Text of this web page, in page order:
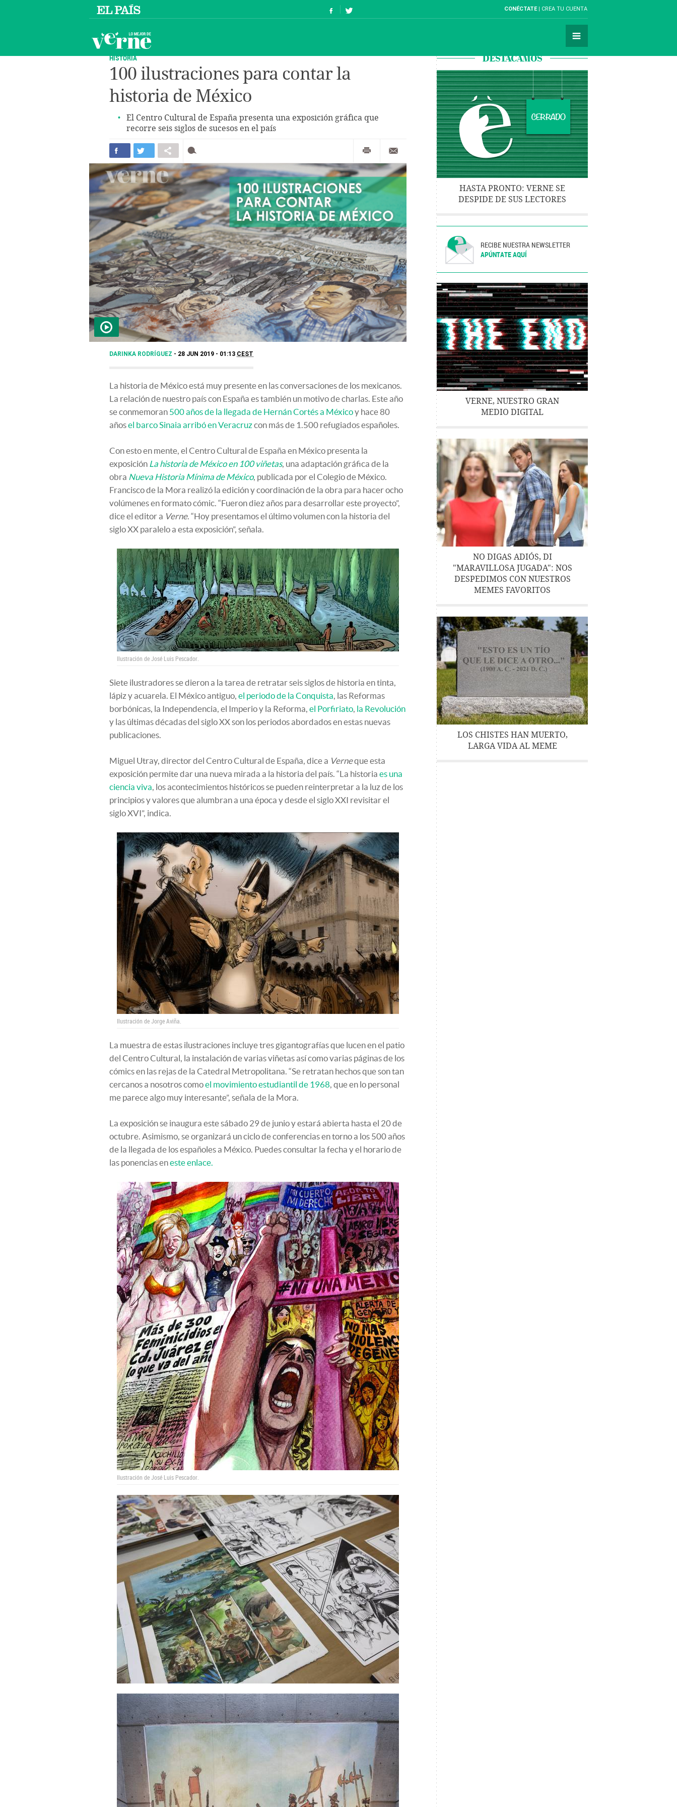
CONÉCTATE CREA TU CUENTA
HISTORIA
100 ilustraciones para contar la
historia de México
El Centro Cultural de España presenta una exposición gráfica que
recorre seis siglos de sucesos en el país
DARINKA RODRÍGUEZ 28 JUN 2019 - 01:13 CEST
La historia de México está muy presente en las conversaciones de los mexicanos.
La relación de nuestro país con España es también un motivo de charlas. Este año
se conmemoran 500 años de la llegada de Hernán Cortés a Méxicoy hace 80
añosel barco Sinaia arribó en Veracruzcon más de 1.500 refugiados españoles.
Con esto en mente, el Centro Cultural de España en México presenta la
exposición La historia de México en 100 viñetas, una adaptación gráfica de la
obra Nueva Historia Mínima de México, publicada por el Colegio de México.
Francisco de la Mora realizó la edición y coordinación de la obra para hacer ocho
volúmenes en formato cómic. “Fueron diez años para desarrollar este proyecto”,
dice el editor a Verne. “Hoy presentamos el último volumen con la historia del
siglo XX paralelo a esta exposición”, señala.
Ilustración de José Luis Pescador.
Siete ilustradores se dieron a la tarea de retratar seis siglos de historia en tinta,
lápiz y acuarela. El México antiguo, el periodo de la Conquista, las Reformas
borbónicas, la Independencia, el Imperio y la Reforma, el Porfiriato, la Revolución
y las últimas décadas del siglo XX son los periodos abordados en estas nuevas
publicaciones.
Miguel Utray, director del Centro Cultural de España, dice a Verneque esta
exposición permite dar una nueva mirada a la historia del país. “La historia es una
ciencia viva, los acontecimientos históricos se pueden reinterpretar a la luz de los
principios y valores que alumbran a una época y desde el siglo XXI revisitar el
siglo XVI”, indica.
Ilustración de Jorge Aviña.
La muestra de estas ilustraciones incluye tres gigantografías que lucen en el patio
del Centro Cultural, la instalación de varias viñetas así como varias páginas de los
cómics en las rejas de la Catedral Metropolitana. “Se retratan hechos que son tan
cercanos a nosotros comoel movimiento estudiantil de 1968, que en lo personal
me parece algo muy interesante”, señala de la Mora.
La exposición se inaugura este sábado 29 de junio y estará abierta hasta el 20 de
octubre. Asimismo, se organizará un ciclo de conferencias en torno a los 500 años
de la llegada de los españoles a México. Puedes consultar la fecha y el horario de
las ponencias eneste enlace.
Ilustración de José Luis Pescador.
DESTACAMOS
HASTA PRONTO: VERNE SE
DESPIDE DE SUS LECTORES
RECIBE NUESTRA NEWSLETTER
APÚNTATE AQUÍ
VERNE, NUESTRO GRAN
MEDIO DIGITAL
NO DIGAS ADIÓS, DI
"MARAVILLOSA JUGADA": NOS
DESPEDIMOS CON NUESTROS
MEMES FAVORITOS
LOS CHISTES HAN MUERTO,
LARGA VIDA AL MEME